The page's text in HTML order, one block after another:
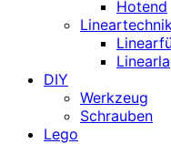
Hotend
DIY
Werkzeug
Schrauben
Lego